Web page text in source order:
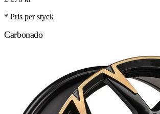
* Pris per styck
Carbonado